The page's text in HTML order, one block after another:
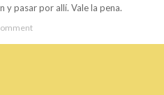
y pasar por allí. Vale la pena.